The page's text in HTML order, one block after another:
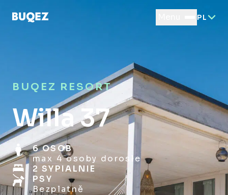
PL
BUQEZ RESORT
Willa 37
6 OSOB
max 4 osoby dorosłe
2 SYPIALNIE
PSY
Bezplatně